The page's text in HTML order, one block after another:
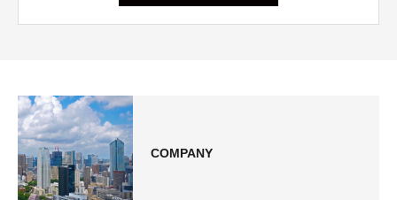
COMPANY